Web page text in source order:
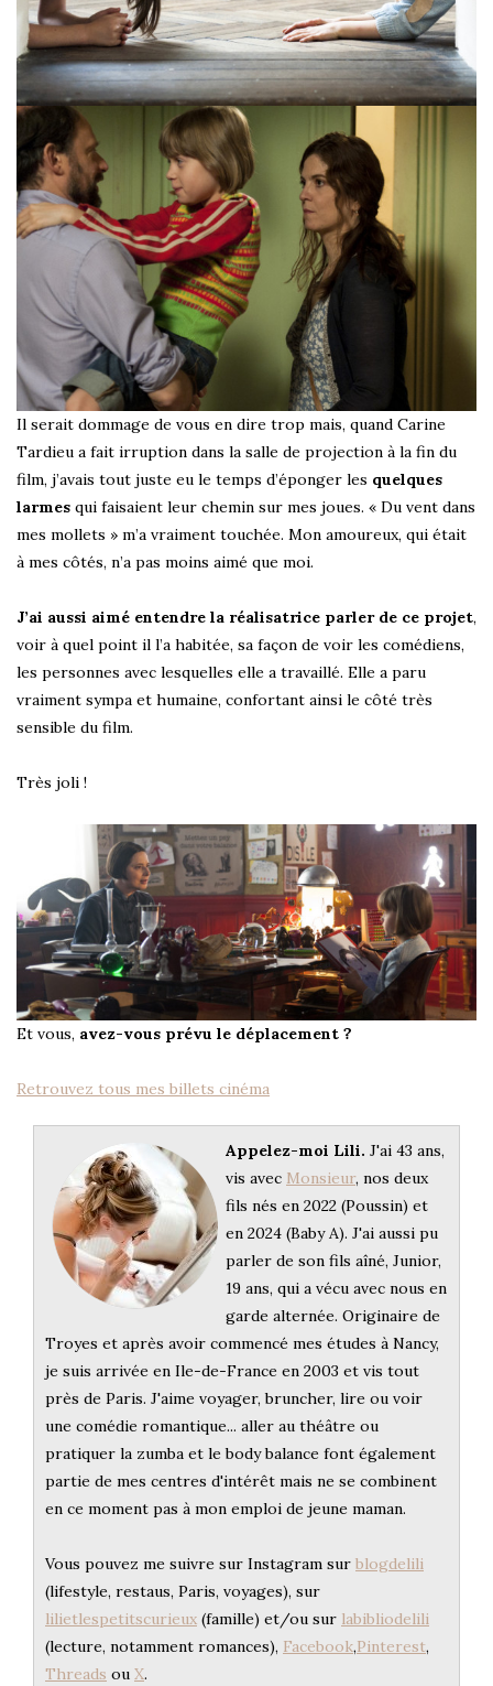
Il serait dommage de vous en dire trop mais, quand Carine
Tardieu a fait irruption dans la salle de projection à la fin du
film, j’avais tout juste eu le temps d’éponger les quelques
larmes qui faisaient leur chemin sur mes joues. « Du vent dans
mes mollets » m’a vraiment touchée. Mon amoureux, qui était
à mes côtés, n’a pas moins aimé que moi.
J’ai aussi aimé entendre la réalisatrice parler de ce projet,
voir à quel point il l’a habitée, sa façon de voir les comédiens,
les personnes avec lesquelles elle a travaillé. Elle a paru
vraiment sympa et humaine, confortant ainsi le côté très
sensible du film.
Très joli !
Et vous, avez-vous prévu le déplacement ?
Retrouvez tous mes billets cinéma
Appelez-moi Lili. J'ai 43 ans,
vis avec Monsieur, nos deux
fils nés en 2022 (Poussin) et
en 2024 (Baby A). J'ai aussi pu
parler de son fils aîné, Junior,
19 ans, qui a vécu avec nous en
garde alternée. Originaire de
Troyes et après avoir commencé mes études à Nancy,
je suis arrivée en Ile-de-France en 2003 et vis tout
près de Paris. J'aime voyager, bruncher, lire ou voir
une comédie romantique... aller au théâtre ou
pratiquer la zumba et le body balance font également
partie de mes centres d'intérêt mais ne se combinent
en ce moment pas à mon emploi de jeune maman.
Vous pouvez me suivre sur Instagram sur blogdelili
(lifestyle, restaus, Paris, voyages), sur
lilietlespetitscurieux (famille) et/ou sur labibliodelili
(lecture, notamment romances), Facebook,Pinterest,
Threads ou X.